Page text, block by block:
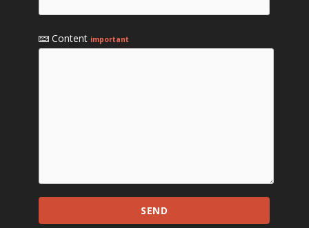
Content important